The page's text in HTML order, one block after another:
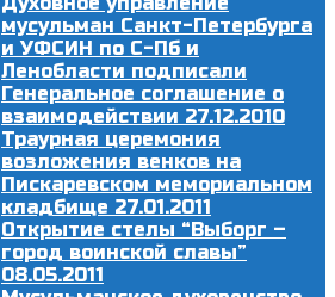
мусульман Санкт-Петербурга
и УФСИН по С-Пб и
Ленобласти подписали
Генеральное соглашение о
взаимодействии 27.12.2010
Траурная церемония
возложения венков на
Пискаревском мемориальном
кладбище 27.01.2011
Открытие стелы “Выборг –
город воинской славы”
08.05.2011